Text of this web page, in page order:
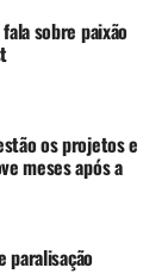
sobre paixão
estão os projetos e
meses após a
paralisação